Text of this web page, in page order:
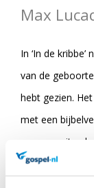
Max
In ‘In de
van de
hebt gezien.
met een
passage uit
gebed om je te